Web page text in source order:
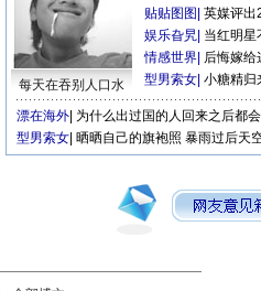
每天在吞别人口水
贴贴图图 英媒评出
娱乐旮旯 当红明星
情感世界 后悔嫁给
型男索女 小糖精归
漂在海外 为什么出过国的人回来之后都
型男索女 晒晒自己的旗袍照 暴雨过后天